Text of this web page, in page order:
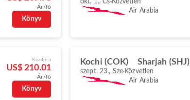
Ár/fő
Könyv
okt. 1., Cs Közvetlen
Air Arabia
Kezdje a
US$ 210.01
Ár/fő
Könyv
Kochi (COK) Sharjah (SHJ)
szept. 23., Sze Közvetlen
Air Arabia